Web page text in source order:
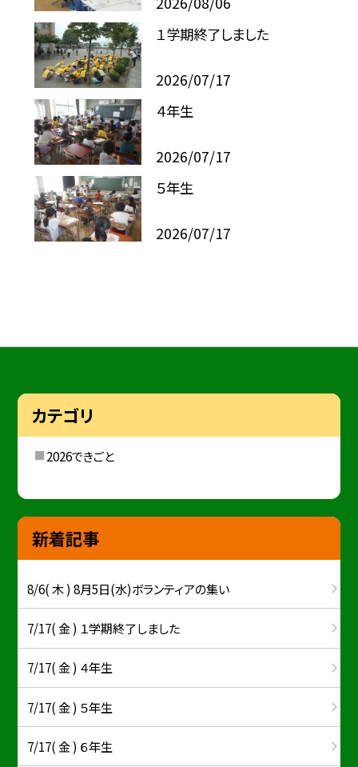
１学期終了しました
2026/07/17
４年生
2026/07/17
５年生
2026/07/17
カテゴリ
2026できごと
新着記事
8/6( 木 ) 8月5日(水)ボランティアの集い
7/17( 金 ) １学期終了しました
7/17( 金 ) ４年生
7/17( 金 ) ５年生
7/17( 金 ) ６年生